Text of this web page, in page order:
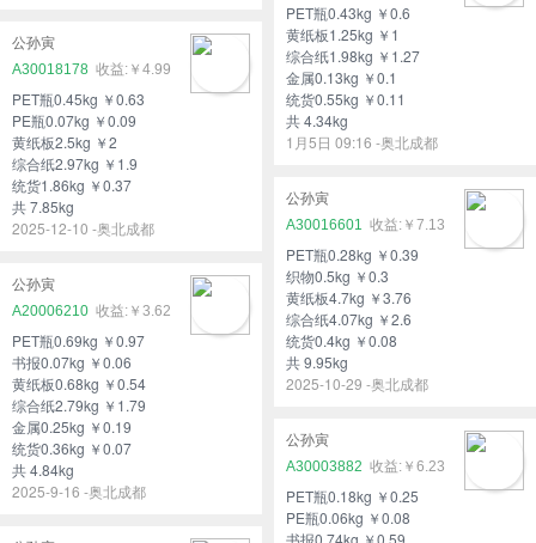
PET瓶0.43kg ￥0.6
黄纸板1.25kg ￥1
综合纸1.98kg ￥1.27
金属0.13kg ￥0.1
统货0.55kg ￥0.11
共 4.34kg
1月5日 09:16 -奥北成都
公孙寅
A30018178
￥4.99
PET瓶0.45kg ￥0.63
PE瓶0.07kg ￥0.09
黄纸板2.5kg ￥2
综合纸2.97kg ￥1.9
统货1.86kg ￥0.37
共 7.85kg
2025-12-10 -奥北成都
公孙寅
A30016601
￥7.13
PET瓶0.28kg ￥0.39
织物0.5kg ￥0.3
黄纸板4.7kg ￥3.76
综合纸4.07kg ￥2.6
统货0.4kg ￥0.08
共 9.95kg
2025-10-29 -奥北成都
公孙寅
A20006210
￥3.62
PET瓶0.69kg ￥0.97
书报0.07kg ￥0.06
黄纸板0.68kg ￥0.54
综合纸2.79kg ￥1.79
金属0.25kg ￥0.19
统货0.36kg ￥0.07
共 4.84kg
2025-9-16 -奥北成都
公孙寅
A30003882
￥6.23
PET瓶0.18kg ￥0.25
PE瓶0.06kg ￥0.08
书报0.74kg ￥0.59